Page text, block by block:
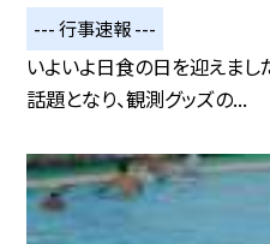
--- 行事速報 ---
いよいよ日食の日を迎えまし
話題となり、観測グッズの...